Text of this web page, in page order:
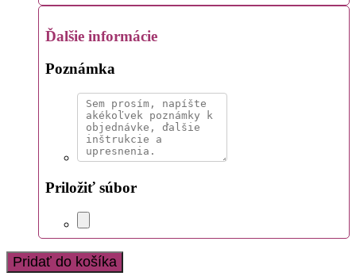
Ďalšie informácie
Poznámka
Priložiť súbor
Pridať do košíka